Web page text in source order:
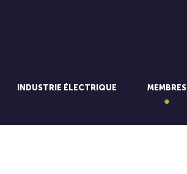
INDUSTRIE ÉLECTRIQUE MEMBRES